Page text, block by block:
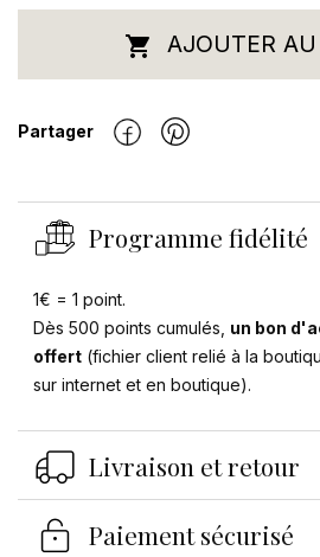
 AJOUTER AU
Partager
Programme fidélité
1€ = 1 point.
Dès 500 points cumulés, un bon
offert(fichier client relié à la
sur internet et en boutique).
Livraison et retour
Paiement sécurisé